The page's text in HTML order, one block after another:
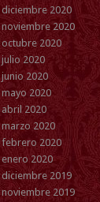
diciembre 2020
noviembre 2020
octubre 2020
julio 2020
junio 2020
mayo 2020
abril 2020
marzo 2020
febrero 2020
enero 2020
diciembre 2019
noviembre 2019